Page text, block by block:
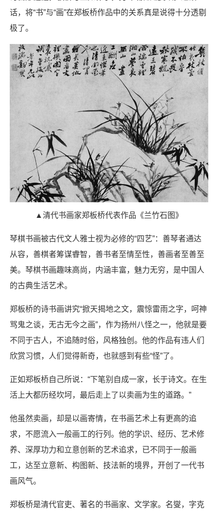
话，将“书”与“画”在郑板桥作品中的关系真是说得十分透剔
极了。
▲清代书画家郑板桥代表作品《兰竹石图》
琴棋书画被古代文人雅士视为必修的“四艺”：善琴者通达
从容，善棋者筹谋睿智，善书者至情至性，善画者至善至
美。琴棋书画趣味高尚，内涵丰富，魅力无穷，是中国人
的古典生活艺术。
郑板桥的诗书画讲究“掀天揭地之文，震惊雷雨之字，呵神
骂鬼之谈，无古无今之画”，作为扬州八怪之一，他就是要
不同于古人，不追随时俗，风格独创。他的作品有违人们
欣赏习惯，人们觉得新奇，也就感到有些“怪”了。
正如郑板桥自己所说：“下笔别自成一家，长于诗文。在生
活上大都历经坎坷，最后走上了以卖画为生的道路。”
他虽然卖画，却是以画寄情，在书画艺术上有更高的追
求，不愿流入一般画工的行列。他的学识、经历、艺术修
养、深厚功力和立意创新的艺术追求，已不同于一般画
工，达至立意新、构图新、技法新的境界，开创了一代书
画风气。
郑板桥是清代官吏、著名的书画家、文学家。名燮，字克